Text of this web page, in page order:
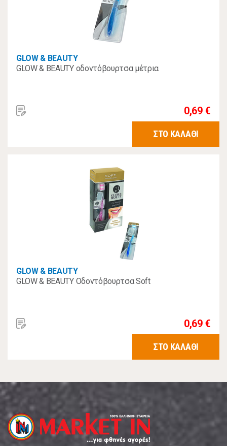
GLOW & BEAUTY
GLOW & BEAUTY οδοντόβουρτσα μέτρια
0,69 €
ΣΤΟ ΚΑΛΑΘΙ
GLOW & BEAUTY
GLOW & BEAUTY Οδοντόβουρτσα Soft
0,69 €
ΣΤΟ ΚΑΛΑΘΙ